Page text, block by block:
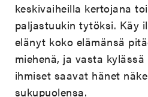
keskivaiheilla kertojana
paljastuukin tytöksi. Käy
elänyt koko elämänsä
miehenä, ja vasta
ihmiset saavat hänet
sukupuolensa.